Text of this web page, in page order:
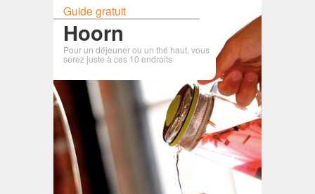
Guide gratuit
Hoorn
Pour un déjeuner ou un thé haut, vous
serez juste à ces 10 endroits